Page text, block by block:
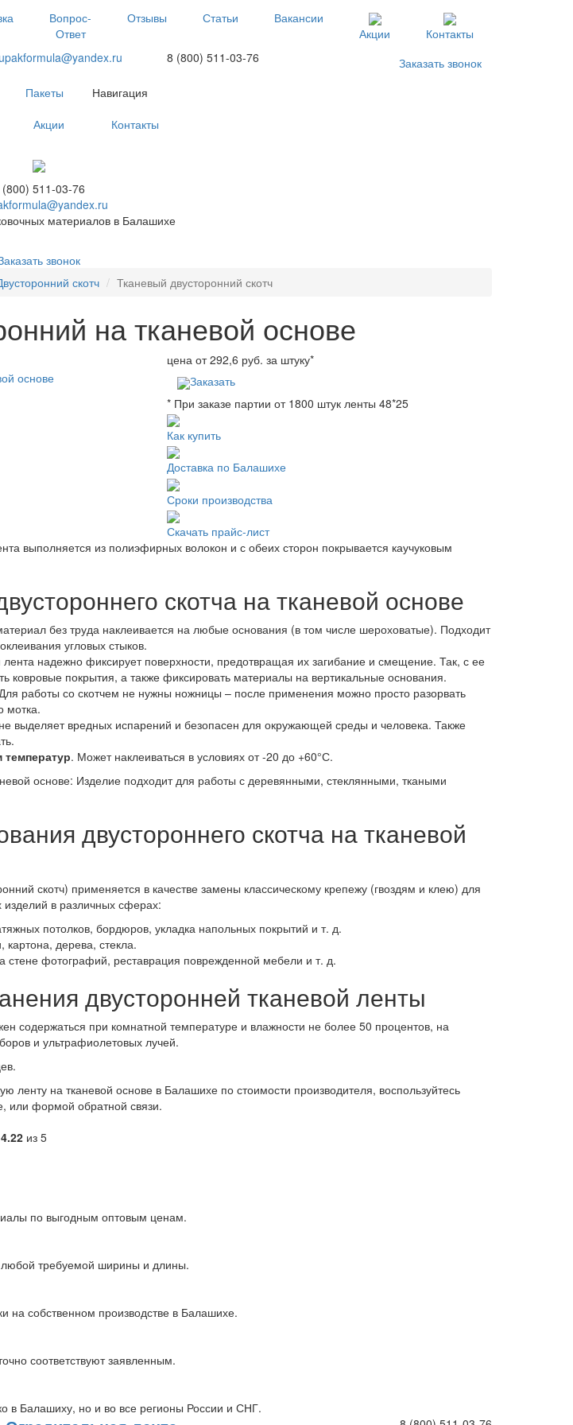
Вопрос-
Ответ
Отзывы Статьи
Вакансии
Акции
Контакты
upakformula@yandex.ru 8 (800) 511-03-76
Заказать звонок
Пакеты
Навигация
Акции Контакты
511-03-76
материалов в Балашихе
звонок
скотч Тканевый двусторонний скотч
на тканевой основе
цена от292,6 руб. за штуку*
Заказать
* При заказе партии от 1800 штук ленты 48*25
Как купить
Доставка по Балашихе
Сроки производства
Скачать прайс-лист
выполняется из полиэфирных волокон и с обеих сторон покрывается каучуковым
скотча на тканевой основе
без труда наклеивается на любые основания (в том числе шероховатые). Подходит
угловых стыков.
лента надежно фиксирует поверхности, предотвращая их загибание и смещение. Так, с ее
покрытия, а также фиксировать материалы на вертикальные основания.
работы со скотчем не нужны ножницы – после применения можно просто разорвать
мотка.
выделяет вредных испарений и безопасен для окружающей среды и человека. Также
температур. Может наклеиваться в условиях от -20 до +60°С.
основе: Изделие подходит для работы с деревянными, стеклянными, ткаными
двустороннего скотча на тканевой
скотч) применяется в качестве замены классическому крепежу (гвоздям и клею) для
в различных сферах:
потолков, бордюров, укладка напольных покрытий и т. д.
картона, дерева, стекла.
стене фотографий, реставрация поврежденной мебели и т. д.
двусторонней тканевой ленты
содержаться при комнатной температуре и влажности не более 50 процентов, на
и ультрафиолетовых лучей.
ленту на тканевой основе в Балашихе по стоимости производителя, воспользуйтесь
или формой обратной связи.
4.22из 5
по выгодным оптовым ценам.
любой требуемой ширины и длины.
на собственном производстве в Балашихе.
соответствуют заявленным.
в Балашиху, но и во все регионы России и СНГ.